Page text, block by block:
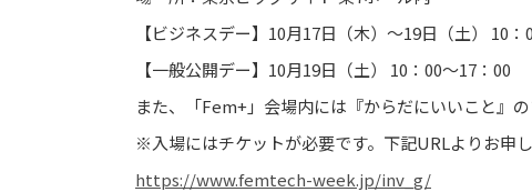
【ビジネスデー】10月17日（木）～19日（土） 10：
【一般公開デー】10月19日（土） 10：00～17：00
また、「Fem+」会場内には『からだにいいこと』
※入場にはチケットが必要です。下記URLよりお申し
https://www.femtech-week.jp/inv_g/